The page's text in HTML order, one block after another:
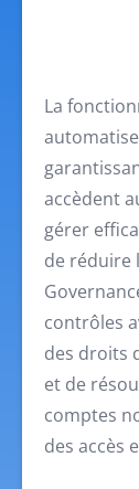
La
accèdent
gérer
de réduire
contrôles
des droits
et de
comptes
des accès